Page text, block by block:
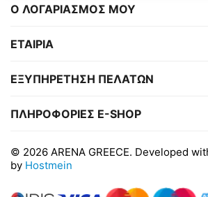
Ο ΛΟΓΑΡΙΑΣΜΟΣ ΜΟΥ
ΕΤΑΙΡΙΑ
ΕΞΥΠΗΡΕΤΗΣΗ ΠΕΛΑΤΩΝ
ΠΛΗΡΟΦΟΡΙΕΣ E-SHOP
© 2026 ARENA GREECE. Developed
by Hostmein